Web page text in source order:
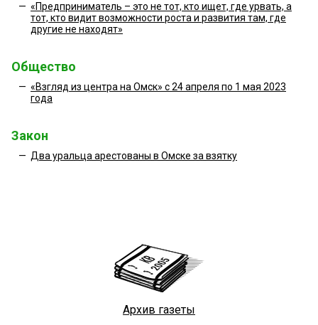
— «Предприниматель – это не тот, кто ищет, где урвать, а
тот, кто видит возможности роста и развития там, где
другие не находят»
Общество
— «Взгляд из центра на Омск» с 24 апреля по 1 мая 2023
года
Закон
— Два уральца арестованы в Омске за взятку
Архив газеты